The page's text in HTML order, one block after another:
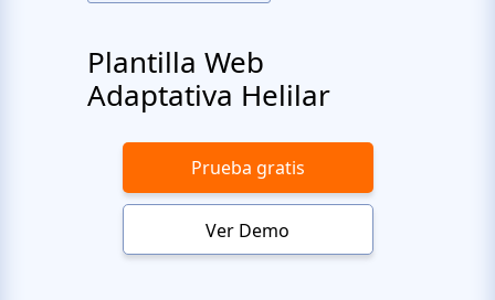
Plantilla Web
Adaptativa Helilar
Prueba gratis
Ver Demo